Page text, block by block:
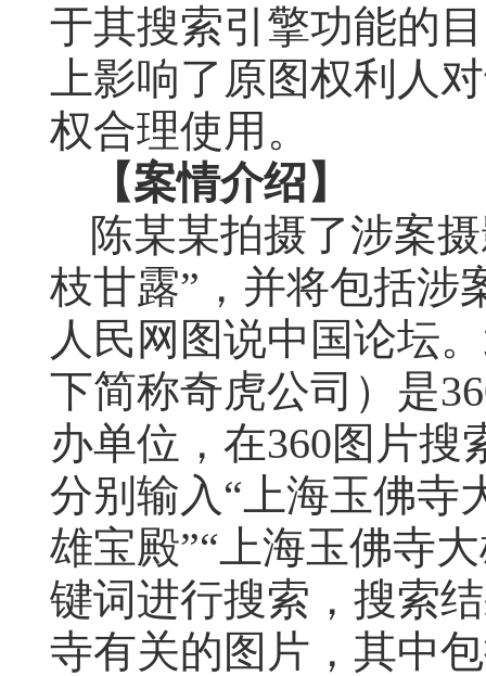
于其搜索引擎功能的
上影响了原图权利人
权合理使用。
【案情介绍】
陈某某拍摄了涉案
枝甘露”，并将包括涉
人民网图说中国论坛
下简称奇虎公司）是
办单位，在360图片搜
分别输入“上海玉佛寺
雄宝殿”“上海玉佛寺
键词进行搜索，搜索
寺有关的图片，其中